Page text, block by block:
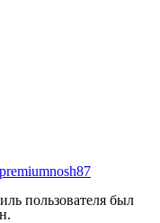
premiumnosh87
пользователя был